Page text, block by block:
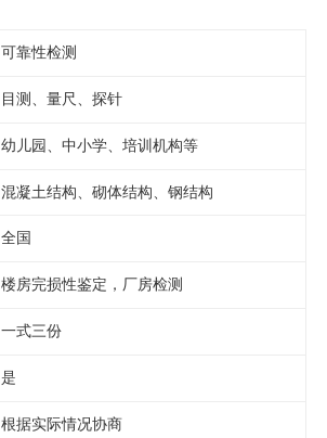
可靠性检测
目测、量尺、探针
幼儿园、中小学、培训机构等
混凝土结构、砌体结构、钢结构
全国
楼房完损性鉴定，厂房检测
一式三份
是
根据实际情况协商